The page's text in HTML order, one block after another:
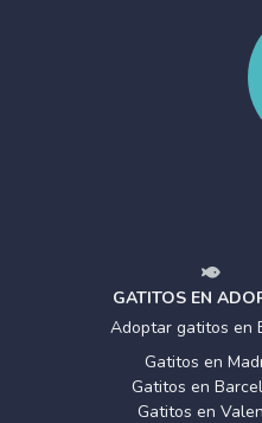
GATITOS EN
Adoptar gatitos en
Gatitos en
Gatitos en
Gatitos en